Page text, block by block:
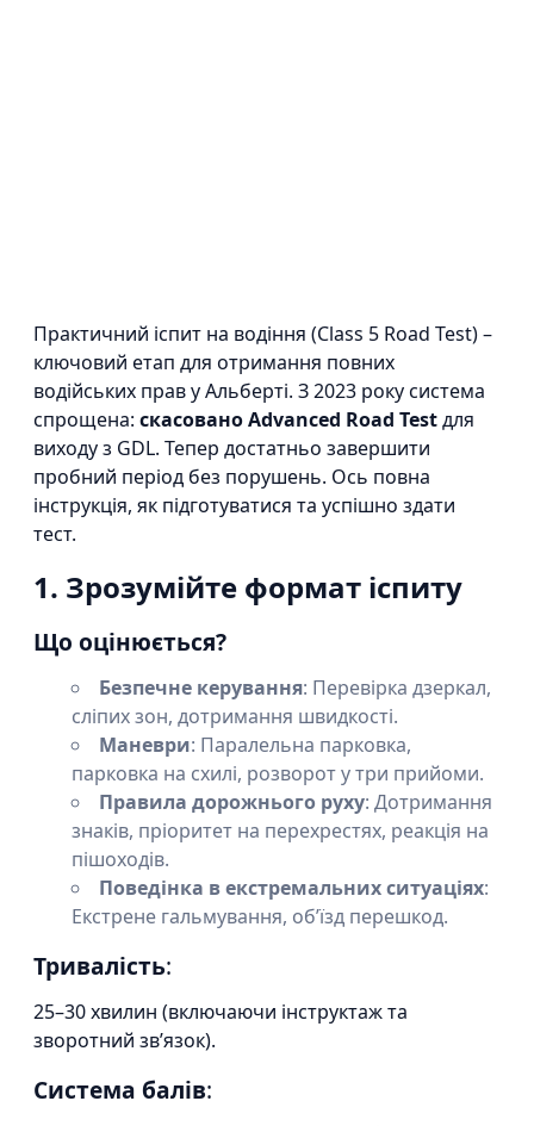
Практичний іспит на водіння (Class 5 Road Test) –
ключовий етап для отримання повних
водійських прав у Альберті. З 2023 року система
спрощена: скасовано Advanced Road Testдля
виходу з GDL. Тепер достатньо завершити
пробний період без порушень. Ось повна
інструкція, як підготуватися та успішно здати
тест.
1. Зрозумійте формат іспиту
Що оцінюється?
Безпечне керування: Перевірка дзеркал,
сліпих зон, дотримання швидкості.
Маневри: Паралельна парковка,
парковка на схилі, розворот у три прийоми.
Правила дорожнього руху: Дотримання
знаків, пріоритет на перехрестях, реакція на
пішоходів.
Поведінка в екстремальних ситуаціях:
Екстрене гальмування, об’їзд перешкод.
Тривалість:
25–30 хвилин (включаючи інструктаж та
зворотний зв’язок).
Система балів: